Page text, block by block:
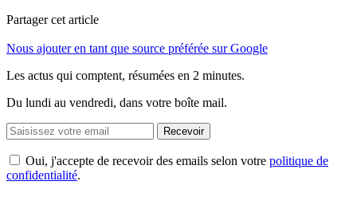
Partager cet article
Nous ajouter en tant que source préférée sur Google
Les actus qui comptent, résumées en 2 minutes.
Du lundi au vendredi, dans votre boîte mail.
Recevoir
Oui, j'accepte de recevoir des emails selon votre politique de
confidentialité.